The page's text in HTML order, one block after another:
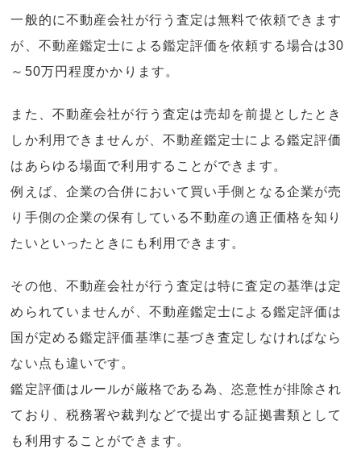
一般的に不動産会社が行う査定は無料で依頼できます
が、不動産鑑定士による鑑定評価を依頼する場合は30
～50万円程度かかります。
また、不動産会社が行う査定は売却を前提としたとき
しか利用できませんが、不動産鑑定士による鑑定評価
はあらゆる場面で利用することができます。
例えば、企業の合併において買い手側となる企業が売
り手側の企業の保有している不動産の適正価格を知り
たいといったときにも利用できます。
その他、不動産会社が行う査定は特に査定の基準は定
められていませんが、不動産鑑定士による鑑定評価は
国が定める鑑定評価基準に基づき査定しなければなら
ない点も違いです。
鑑定評価はルールが厳格である為、恣意性が排除され
ており、税務署や裁判などで提出する証拠書類として
も利用することができます。